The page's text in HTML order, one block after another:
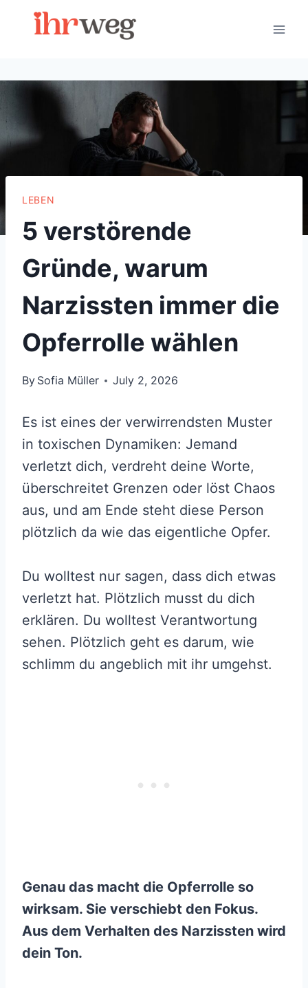
LEBEN
5 verstörende
Gründe, warum
Narzissten immer die
Opferrolle wählen
By Sofia Müller July 2, 2026
Es ist eines der verwirrendsten Muster
in toxischen Dynamiken: Jemand
verletzt dich, verdreht deine Worte,
überschreitet Grenzen oder löst Chaos
aus, und am Ende steht diese Person
plötzlich da wie das eigentliche Opfer.
Du wolltest nur sagen, dass dich etwas
verletzt hat. Plötzlich musst du dich
erklären. Du wolltest Verantwortung
sehen. Plötzlich geht es darum, wie
schlimm du angeblich mit ihr umgehst.
Genau das macht die Opferrolle so
wirksam. Sie verschiebt den Fokus.
Aus dem Verhalten des Narzissten wird
dein Ton.